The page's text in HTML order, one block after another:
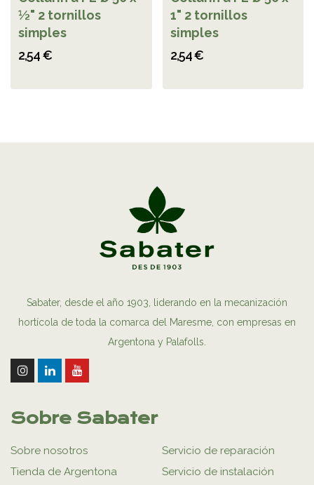
½" 2 tornillos
simples
2,54 €
1" 2 tornillos
simples
2,54 €
Sabater, desde el año 1903, liderando en la mecanización
hortícola de toda la comarca del Maresme, con empresas en
Argentona y Palafolls.
Sobre Sabater
Sobre nosotros
Tienda de Argentona
Servicio de reparación
Servicio de instalación